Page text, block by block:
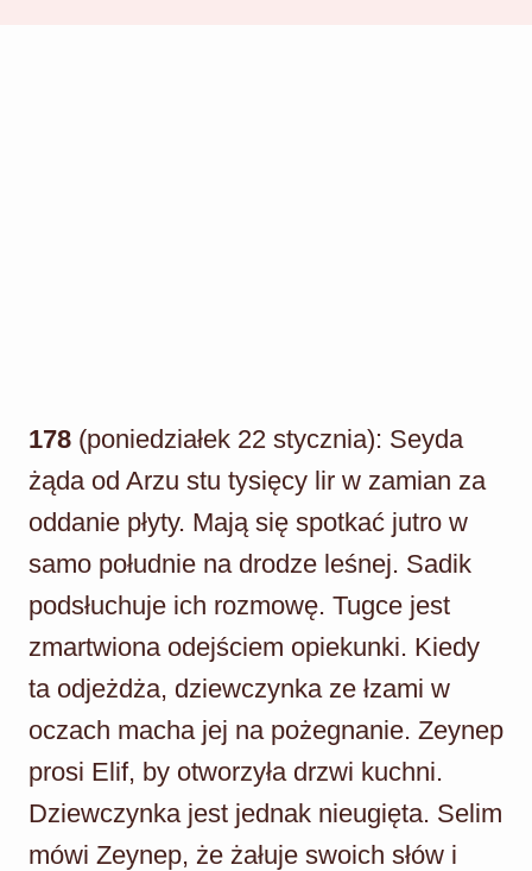
178 (poniedziałek 22 stycznia): Seyda
żąda od Arzu stu tysięcy lir w zamian za
oddanie płyty. Mają się spotkać jutro w
samo południe na drodze leśnej. Sadik
podsłuchuje ich rozmowę. Tugce jest
zmartwiona odejściem opiekunki. Kiedy
ta odjeżdża, dziewczynka ze łzami w
oczach macha jej na pożegnanie. Zeynep
prosi Elif, by otworzyła drzwi kuchni.
Dziewczynka jest jednak nieugięta. Selim
mówi Zeynep, że żałuje swoich słów i